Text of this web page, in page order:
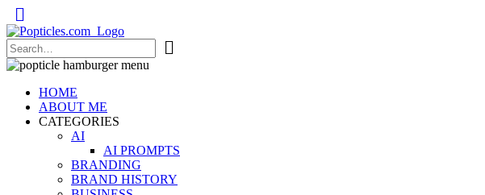
Popticles.com
HOME
ABOUT ME
CATEGORIES
AI
AI PROMPTS
BRANDING
BRAND HISTORY